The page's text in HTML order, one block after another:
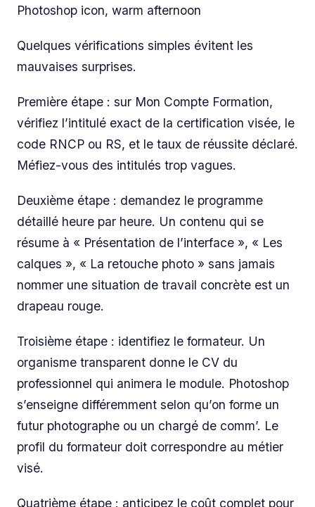
Photoshop icon, warm afternoon
Quelques vérifications simples évitent les
mauvaises surprises.
Première étape : sur Mon Compte Formation,
vérifiez l’intitulé exact de la certification visée, le
code RNCP ou RS, et le taux de réussite déclaré.
Méfiez-vous des intitulés trop vagues.
Deuxième étape : demandez le programme
détaillé heure par heure. Un contenu qui se
résume à « Présentation de l’interface », « Les
calques », « La retouche photo » sans jamais
nommer une situation de travail concrète est un
drapeau rouge.
Troisième étape : identifiez le formateur. Un
organisme transparent donne le CV du
professionnel qui animera le module. Photoshop
s’enseigne différemment selon qu’on forme un
futur photographe ou un chargé de comm’. Le
profil du formateur doit correspondre au métier
visé.
Quatrième étape : anticipez le coût complet pour